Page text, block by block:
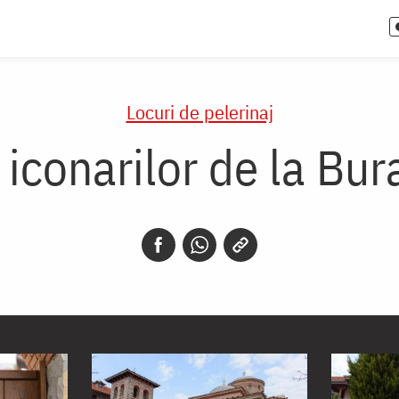
Locuri de pelerinaj
de la